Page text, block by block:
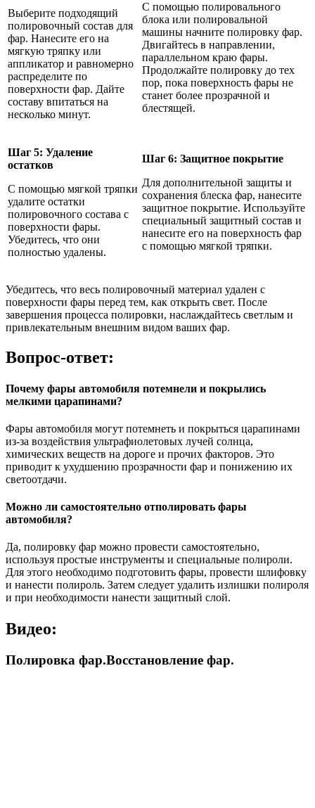
Выберите подходящий
полировочный состав для
фар. Нанесите его на
мягкую тряпку или
аппликатор и равномерно
распределите по
поверхности фар. Дайте
составу впитаться на
несколько минут.
С помощью полировального
блока или полировальной
машины начните полировку фар.
Двигайтесь в направлении,
параллельном краю фары.
Продолжайте полировку до тех
пор, пока поверхность фары не
станет более прозрачной и
блестящей.
Шаг 5: Удаление
остатков
С помощью мягкой тряпки
удалите остатки
полировочного состава с
поверхности фары.
Убедитесь, что они
полностью удалены.
Шаг 6: Защитное покрытие
Для дополнительной защиты и
сохранения блеска фар, нанесите
защитное покрытие. Используйте
специальный защитный состав и
нанесите его на поверхность фар
с помощью мягкой тряпки.
Убедитесь, что весь полировочный материал удален с
поверхности фары перед тем, как открыть свет. После
завершения процесса полировки, наслаждайтесь светлым и
привлекательным внешним видом ваших фар.
Вопрос-ответ:
Почему фары автомобиля потемнели и покрылись
мелкими царапинами?
Фары автомобиля могут потемнеть и покрыться царапинами
из-за воздействия ультрафиолетовых лучей солнца,
химических веществ на дороге и прочих факторов. Это
приводит к ухудшению прозрачности фар и понижению их
светоотдачи.
Можно ли самостоятельно отполировать фары
автомобиля?
Да, полировку фар можно провести самостоятельно,
используя простые инструменты и специальные полироли.
Для этого необходимо подготовить фары, провести шлифовку
и нанести полироль. Затем следует удалить излишки полироля
и при необходимости нанести защитный слой.
Видео:
Полировка фар.Восстановление фар.